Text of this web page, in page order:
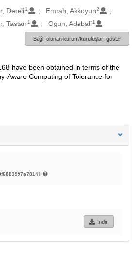
Dereli 1 Emrah, Akkoyun2
Tastan 1 Ogun, Adebali 1
Bağlı olunan kurum/kuruluşları göster
have been obtained in terms of the
Aware Computing of Tolerance for
İndir